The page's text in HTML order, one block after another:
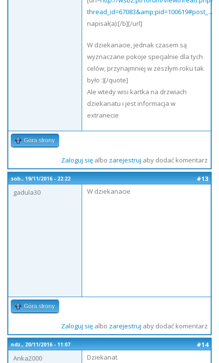
thread_id=67083&amp;pid=100619#post_...
napisał(a):[/b][/url]
W dziekanacie, jednak czasem są
wyznaczane pokoje specjalnie dla tych
celów, przynajmniej w zeszłym roku tak
było :)[/quote]
Ale wtedy wisi kartka na drzwiach
dziekanatu i jest informacja w
extranecie
Góra strony
Zaloguj sięalbo zarejestruj aby dodać komentarz
sob., 19/11/2016 - 22:22
#13
gadula30
W dziekanacie
Góra strony
Zaloguj sięalbo zarejestruj aby dodać komentarz
ndz., 20/11/2016 - 11:07
#14
Anka2000
Dziekanat